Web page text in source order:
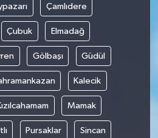
Çamlıdere
Çubuk Elmadağ
Gölbaşı Güdül
Kalecik
Mamak
Pursaklar Sincan